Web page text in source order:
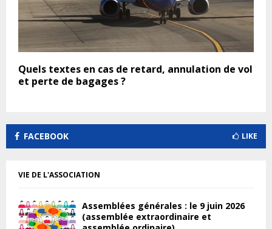
Quels textes en cas de retard, annulation de vol
et perte de bagages ?
FACEBOOK LIKE
VIE DE L'ASSOCIATION
Assemblées générales : le 9 juin 2026
(assemblée extraordinaire et